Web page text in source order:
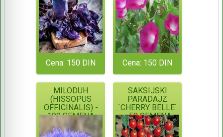
Cena: 150 DIN Cena: 150 DIN
MILODUH
(HISSOPUS
OFFICINALIS) -
100 SEMENA
SAKSIJSKI
PARADAJZ
`CHERRY BELLE`
- 50 SEMENA